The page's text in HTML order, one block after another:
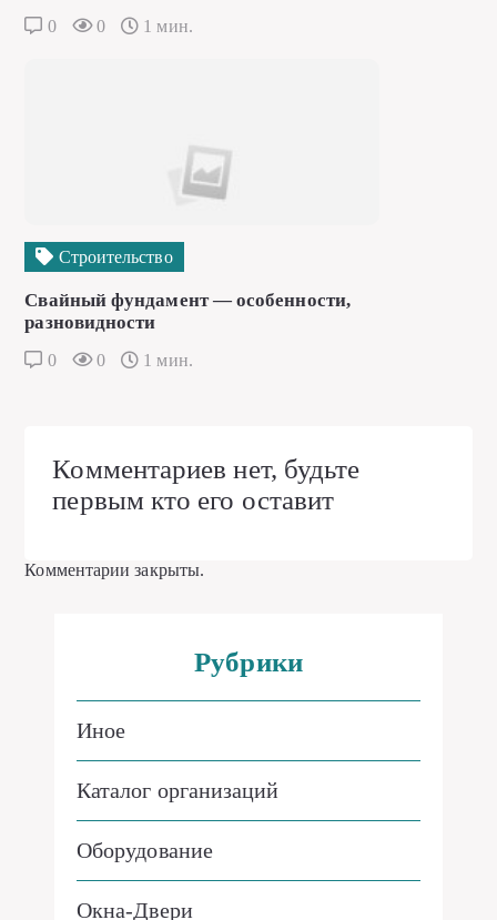
0 0 1 мин.
Строительство
Свайный фундамент — особенности,
разновидности
0 0 1 мин.
Комментариев нет, будьте
первым кто его оставит
Комментарии закрыты.
Рубрики
Иное
Каталог организаций
Оборудование
Окна-Двери